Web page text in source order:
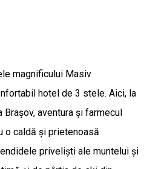
magnificului Masiv
hotel de 3 stele. Aici, la
aventura și farmecul
o caldă și prietenoasă
priveliști ale muntelui și